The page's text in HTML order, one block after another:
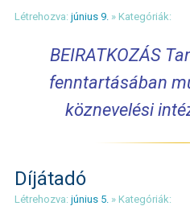
Létrehozva: június 9. » Kategóriák:
BEIRATKOZÁS
fenntartásában
köznevelési
Díjátadó
Létrehozva: június 5. » Kategóriák: